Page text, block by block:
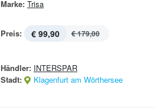
Marke: Trisa
Preis: € 99,90 € 179,00
Händler: INTERSPAR
Stadt:
Klagenfurt am Wörthersee